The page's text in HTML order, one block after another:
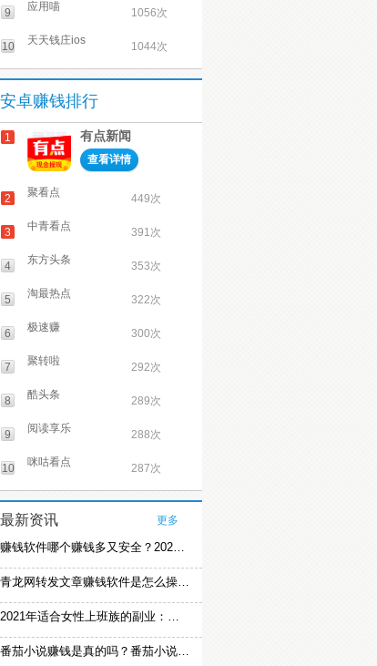
9 应用喵 1056次
10 天天钱庄ios 1044次
安卓赚钱排行
1 有点新闻
查看详情
2 聚看点 449次
3 中青看点 391次
4 东方头条 353次
5 淘最热点 322次
6 极速赚 300次
7 聚转啦 292次
8 酷头条 289次
9 阅读享乐 288次
10 咪咕看点 287次
最新资讯 更多
赚钱软件哪个赚钱多又安全？2021精选赚钱软件
青龙网转发文章赚钱软件是怎么操作的？
2021年适合女性上班族的副业：女生在家赚钱兼职推荐
番茄小说赚钱是真的吗？番茄小说怎么操作赚钱